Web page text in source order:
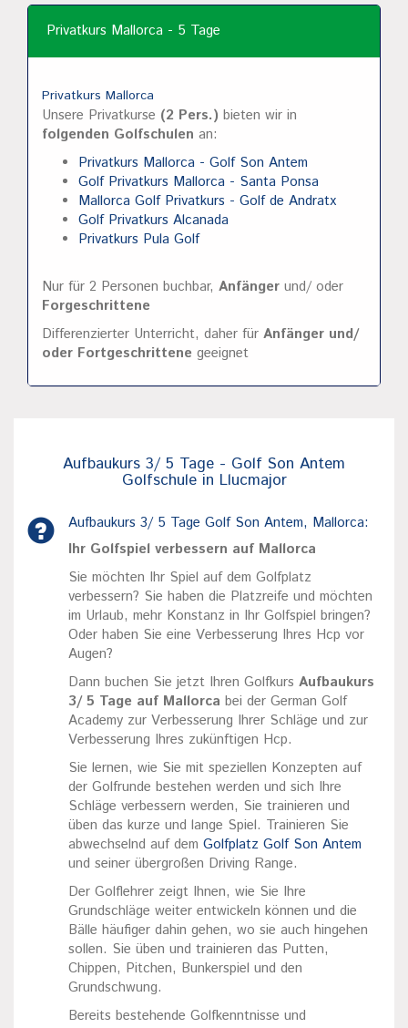
Privatkurs Mallorca - 5 Tage
Privatkurs Mallorca
Unsere Privatkurse (2 Pers.) bieten wir in
folgenden Golfschulen an:
Privatkurs Mallorca - Golf Son Antem
Golf Privatkurs Mallorca - Santa Ponsa
Mallorca Golf Privatkurs - Golf de Andratx
Golf Privatkurs Alcanada
Privatkurs Pula Golf
Nur für 2 Personen buchbar, Anfänger und/ oder
Forgeschrittene
Differenzierter Unterricht, daher für Anfänger und/
oder Fortgeschrittene geeignet
Aufbaukurs 3/ 5 Tage - Golf Son Antem
Golfschule in Llucmajor
Aufbaukurs 3/ 5 Tage Golf Son Antem, Mallorca:
Ihr Golfspiel verbessern auf Mallorca
Sie möchten Ihr Spiel auf dem Golfplatz
verbessern? Sie haben die Platzreife und möchten
im Urlaub, mehr Konstanz in Ihr Golfspiel bringen?
Oder haben Sie eine Verbesserung Ihres Hcp vor
Augen?
Dann buchen Sie jetzt Ihren Golfkurs Aufbaukurs
3/ 5 Tage auf Mallorca bei der German Golf
Academy zur Verbesserung Ihrer Schläge und zur
Verbesserung Ihres zukünftigen Hcp.
Sie lernen, wie Sie mit speziellen Konzepten auf
der Golfrunde bestehen werden und sich Ihre
Schläge verbessern werden, Sie trainieren und
üben das kurze und lange Spiel. Trainieren Sie
abwechselnd auf dem Golfplatz Golf Son Antem
und seiner übergroßen Driving Range.
Der Golflehrer zeigt Ihnen, wie Sie Ihre
Grundschläge weiter entwickeln können und die
Bälle häufiger dahin gehen, wo sie auch hingehen
sollen. Sie üben und trainieren das Putten,
Chippen, Pitchen, Bunkerspiel und den
Grundschwung.
Bereits bestehende Golfkenntnisse und